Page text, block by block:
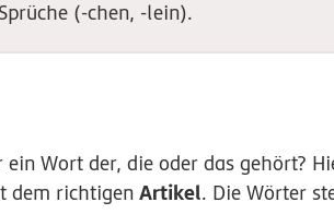
(-chen, -lein).
Wort der, die oder das gehört?
dem richtigenArtikel. Die Wörter